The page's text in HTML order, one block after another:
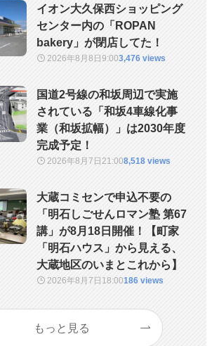
イオン大久保西ショッピング
センター内の「ROPAN
bakery」が閉店してた！
2026年8月8日9:003,476 views
国道2号線の和坂周辺で実施
されている「和坂4車線化事
業（和坂拡幅）」は2030年度
完成予定！
2026年8月7日21:008,518 views
大蔵コミセンで申込不要の
「明石しごせんロマン塾 第67
講」が8月18日開催！【町家
「明石ハウス」から見える、
大蔵地区のいまとこれから】
2026年8月7日 18:00186 views
もっと見る